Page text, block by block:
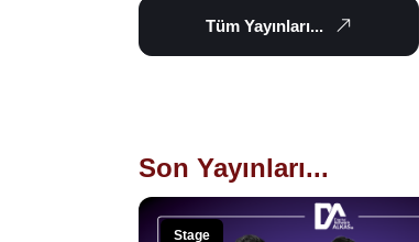
Tüm Yayınları...
Son Yayınları...
Stage